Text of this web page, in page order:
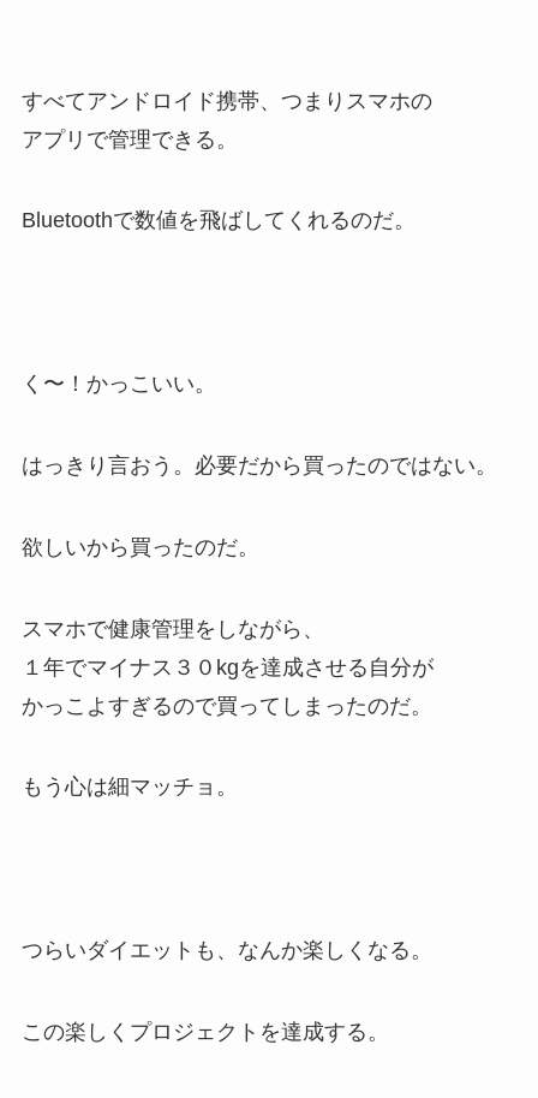
すべてアンドロイド携帯、つまりスマホの
アプリで管理できる。
Bluetoothで数値を飛ばしてくれるのだ。
く〜！かっこいい。
はっきり言おう。必要だから買ったのではない。
欲しいから買ったのだ。
スマホで健康管理をしながら、
１年でマイナス３０kgを達成させる自分が
かっこよすぎるので買ってしまったのだ。
もう心は細マッチョ。
つらいダイエットも、なんか楽しくなる。
この楽しくプロジェクトを達成する。